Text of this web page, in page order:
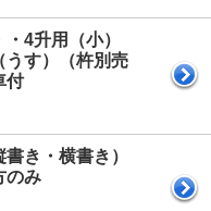
・4升用（小）
うす）（杵別売
付
書き・横書き）
のみ